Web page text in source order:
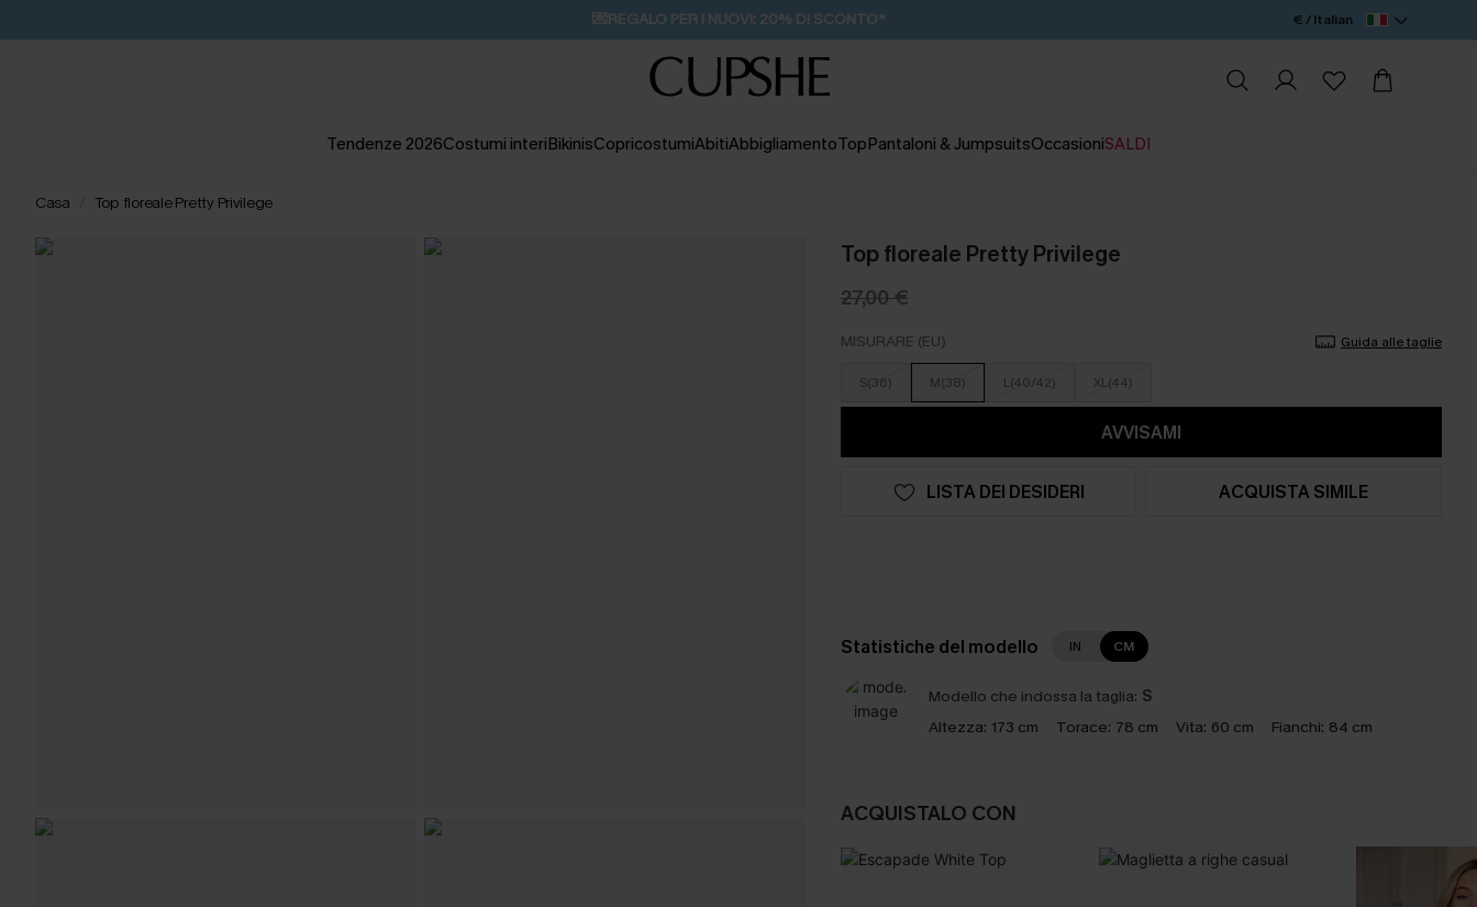
💌REGALO PER I NUOVI: 20% DI SCONTO* € / Italian
Tendenze 2026Costumi interiBikinisCopricostumiAbitiAbbigliamentoTopPantaloni & JumpsuitsOccasioniSALDI
Casa Top floreale Pretty Privilege
Top floreale Pretty Privilege
27,00 €
MISURARE (EU) Guida alle taglie
S(36) M(38) L(40/42) XL(44)
AVVISAMI
LISTA DEI DESIDERI ACQUISTA SIMILE
Statistiche del modello IN CM
Modello che indossa la taglia: S
Altezza: 173 cm Torace: 78 cm Vita: 60 cm Fianchi: 84 cm
ACQUISTALO CON